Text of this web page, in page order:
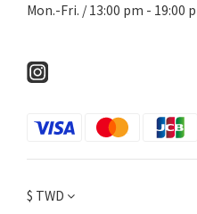
Mon.-Fri. / 13:00 pm - 19:00
$ TWD